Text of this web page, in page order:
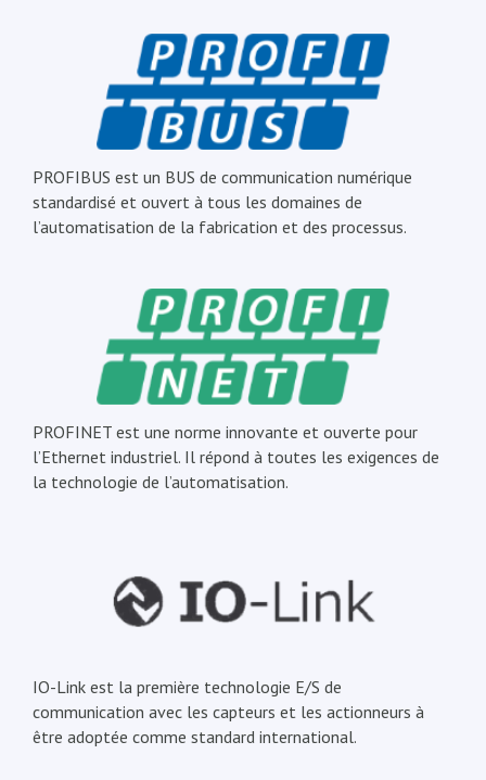
PROFIBUS est un BUS de communication numérique
standardisé et ouvert à tous les domaines de
l’automatisation de la fabrication et des processus.
PROFINET est une norme innovante et ouverte pour
l’Ethernet industriel. Il répond à toutes les exigences de
la technologie de l’automatisation.
IO-Link est la première technologie E/S de
communication avec les capteurs et les actionneurs à
être adoptée comme standard international.